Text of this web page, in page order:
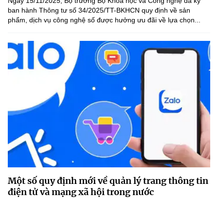
ban hành Thông tư số 34/2025/TT-BKHCN quy định về sản
phẩm, dịch vụ công nghệ số được hưởng ưu đãi về lựa chọn...
Một số quy định mới về quản lý trang thông tin
điện tử và mạng xã hội trong nước